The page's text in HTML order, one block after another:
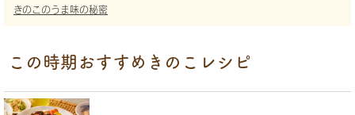
きのこのうま味の秘密
この時期おすすめきのこレシピ